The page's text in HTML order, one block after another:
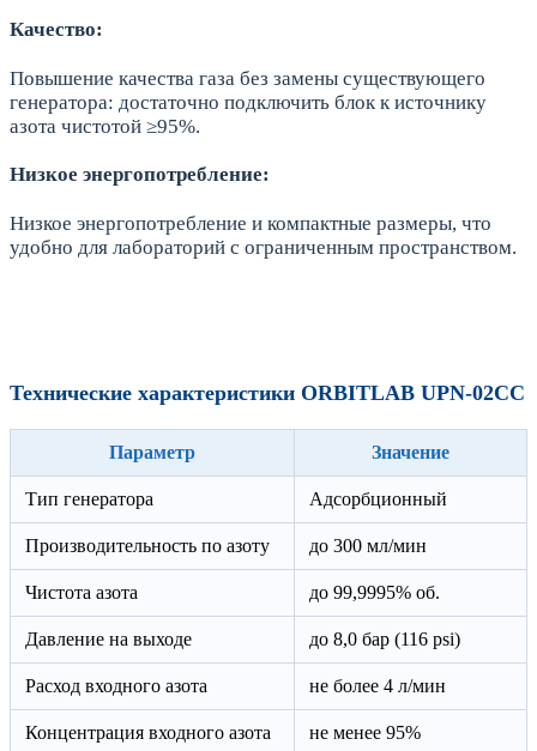
Качество:
Повышение качества газа без замены существующего
генератора: достаточно подключить блок к источнику
азота чистотой ≥95%.
Низкое энергопотребление:
Низкое энергопотребление и компактные размеры, что
удобно для лабораторий с ограниченным пространством.
Технические характеристики ORBITLAB UPN-02CC
Параметр Значение
Тип генератора Адсорбционный
Производительность по азоту до 300 мл/мин
Чистота азота до 99,9995% об.
Давление на выходе до 8,0 бар (116 psi)
Расход входного азота не более 4 л/мин
Концентрация входного азота не менее 95%